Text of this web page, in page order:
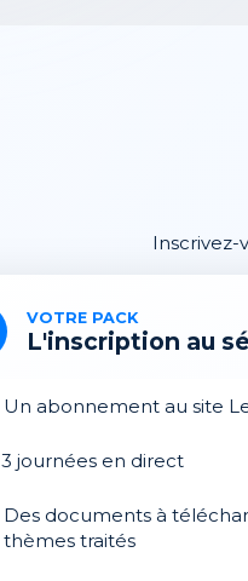
VOTRE PACK
L'inscription au
Un abonnement au site
3 journées en direct
Des documents à
thèmes traités